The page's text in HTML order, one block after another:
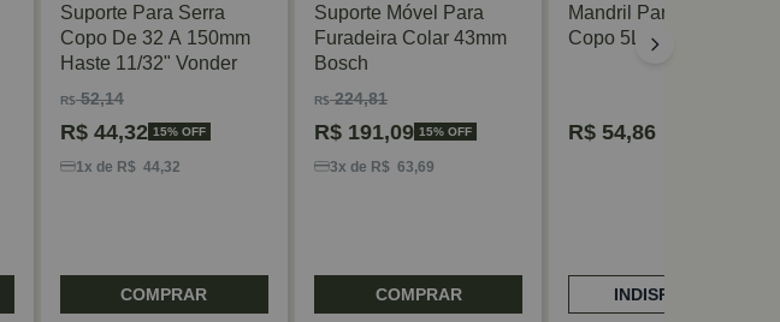
Suporte Para Serra
Copo De 32 A 150mm
Haste 11/32" Vonder
R$52,14
R$44,32 15% OFF
1x de R$ 44,32
COMPRAR
Suporte Móvel Para
Furadeira Colar 43mm
Bosch
R$224,81
R$ 191,09 15% OFF
3x de R$ 63,69
COMPRAR
Mandril Para Serra
Copo 5L Lenox
R$ 54,86
INDISPONÍVEL